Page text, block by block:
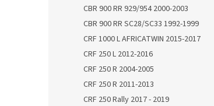
CBR 900 RR 929/954 2000-2003
CBR 900 RR SC28/SC33 1992-1999
CRF 1000 L AFRICATWIN 2015-2017
CRF 250 L 2012-2016
CRF 250 R 2004-2005
CRF 250 R 2011-2013
CRF 250 Rally 2017 - 2019